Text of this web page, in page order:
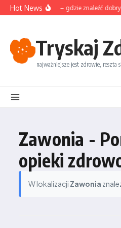
Przejdź do treści
Hot News
na Śląsku – gdzie znaleźć dobry
Tryskaj
najważniejsze jest zdrowie, reszta
Zawonia -
opieki
W lokalizacji Zawonia